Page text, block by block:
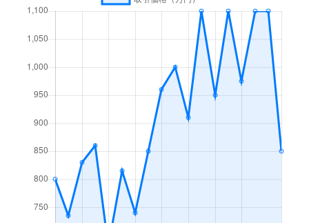
あいの里公園
麻生町
2,200万円 麻生
北６条西
1,200万円 札幌(ＪＲ)
北７条西
610万円
北７条西
2,300万円
北７条西
4,000万円